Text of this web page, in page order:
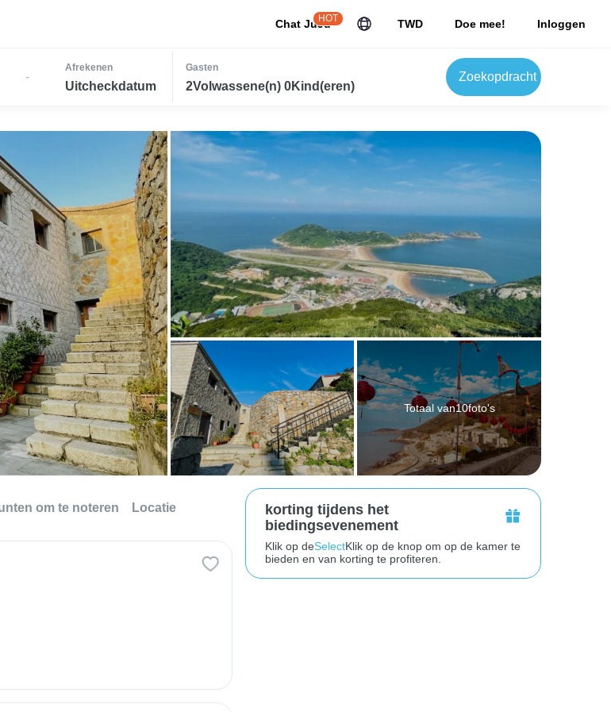
Chat JuJu
HOT TWD Doe mee! Inloggen
-
Afrekenen
Uitcheckdatum
Gasten
2Volwassene(n) 0Kind(eren)
Zoekopdracht
Totaal van10foto's
om te noteren Locatie
korting tijdens het
biedingsevenement
Klik op deSelectKlik op de knop om op de kamer te
bieden en van korting te profiteren.